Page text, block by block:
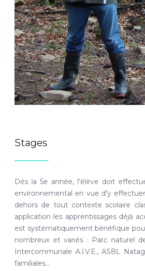
Stages
Dés la 5e année, l’élève doit
environnemental en vue d’y
dehors de tout contexte scolaire
application les apprentissages déjà
est systématiquement bénéfique
nombreux et variés : Parc naturel
Intercommunale A.I.V.E., ASBL
familiales…